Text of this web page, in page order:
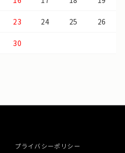
23 24 25 26
30
プライバシーポリシー